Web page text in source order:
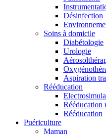
Désinfection
Soins à domicile
Diabétologie
Urologie
Aspiration
Rééducation
Rééducation
Rééducation
Puériculture
Maman